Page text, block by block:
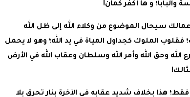
و ها أكفر كمان!
سيحال الموضوع من وكلاء الله إلى ظل الله
فقلوب الملوك كجداول المياة في يد الله؛ وهو لا يحمل
الله وحق الله وأمر الله وسلطان وعقاب الله في الأرض
فقط؛ هذا بخلاف شديد عقابه في الآخرة بنارٍ تحرق بلا